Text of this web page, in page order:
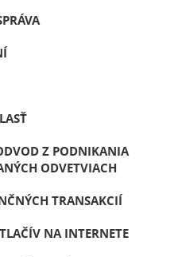
Z PODNIKANIA
ODVETVIACH
TRANSAKCIÍ
NA INTERNETE